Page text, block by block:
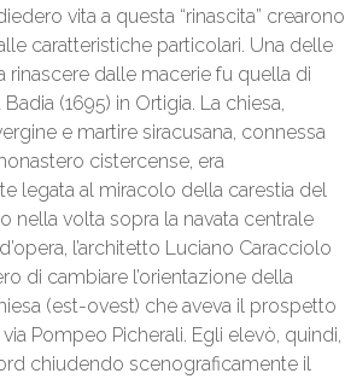
vita a questa “rinascita” crearono
caratteristiche particolari. Una delle
rinascere dalle macerie fu quella di
(1695) in Ortigia. La chiesa,
e martire siracusana, connessa
cistercense, era
legata al miracolo della carestia del
nella volta sopra la navata centrale
l’architetto Luciano Caracciolo
di cambiare l’orientazione della
(est-ovest) che aveva il prospetto
via Pompeo Picherali. Egli elevò, quindi,
chiudendo scenograficamente il